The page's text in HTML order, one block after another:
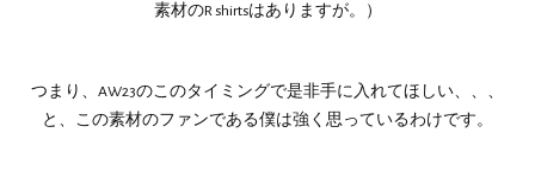
素材のR shirtsはありますが。）
つまり、AW23のこのタイミングで是非手に入れてほしい、、、
と、この素材のファンである僕は強く思っているわけです。